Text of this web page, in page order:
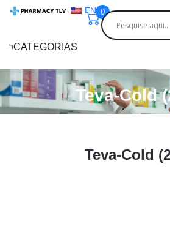
EN 0
CATEGORIAS
Teva-Cold
Teva-Cold